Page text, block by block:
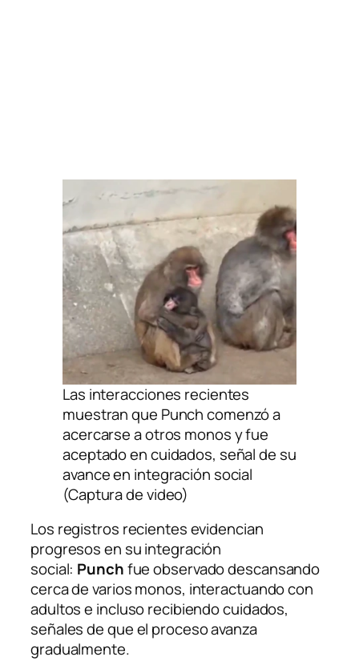
Las interacciones recientes
muestran que Punch comenzó a
acercarse a otros monos y fue
aceptado en cuidados, señal de su
avance en integración social
(Captura de video)
Los registros recientes evidencian
progresos en su integración
social: Punchfue observado descansando
cerca de varios monos, interactuando con
adultos e incluso recibiendo cuidados,
señales de que el proceso avanza
gradualmente.